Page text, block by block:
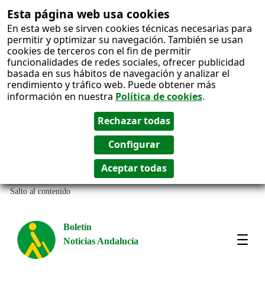
Esta página web usa cookies
En esta web se sirven cookies técnicas necesarias para
permitir y optimizar su navegación. También se usan
cookies de terceros con el fin de permitir
funcionalidades de redes sociales, ofrecer publicidad
basada en sus hábitos de navegación y analizar el
rendimiento y tráfico web. Puede obtener más
información en nuestra Política de cookies.
Salto al contenido
Boletín
Noticias Andalucía